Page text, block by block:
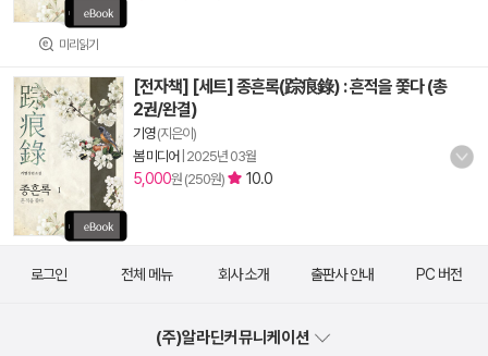
미리읽기
[전자책] [세트] 종흔록(踪痕錄) : 흔적을 쫓다 (총
2권/완결)
기영(지은이)
봄 미디어 2025년 03월
5,000원 (250원) 10.0
로그인 전체 메뉴 회사 소개 출판사 안내 PC 버전
(주)알라딘커뮤니케이션